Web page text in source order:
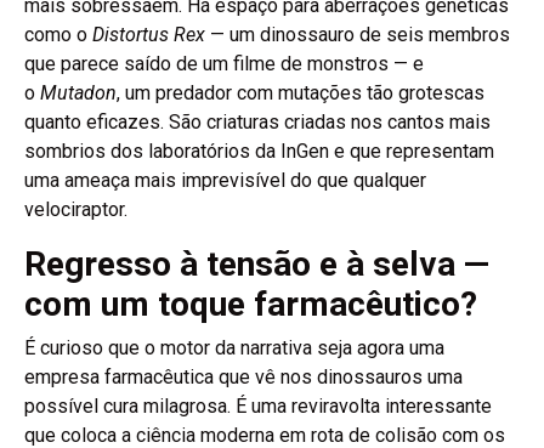
mais sobressaem. Há espaço para aberrações genéticas
como o Distortus Rex — um dinossauro de seis membros
que parece saído de um filme de monstros — e
o Mutadon, um predador com mutações tão grotescas
quanto eficazes. São criaturas criadas nos cantos mais
sombrios dos laboratórios da InGen e que representam
uma ameaça mais imprevisível do que qualquer
velociraptor.
Regresso à tensão e à selva —
com um toque farmacêutico?
É curioso que o motor da narrativa seja agora uma
empresa farmacêutica que vê nos dinossauros uma
possível cura milagrosa. É uma reviravolta interessante
que coloca a ciência moderna em rota de colisão com os